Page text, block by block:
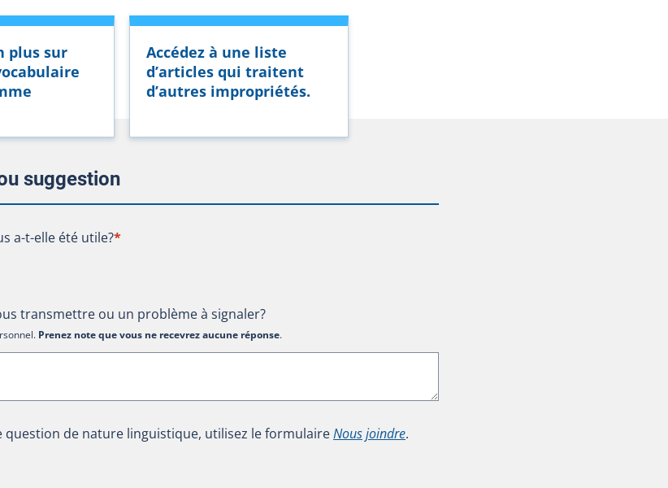
plus sur
Accédez à une liste
d’articles qui traitent
d’autres impropriétés.
suggestion
a-t-elle été utile?
a-t-elle été utile?*
transmettre ou un problème à signaler?
Prenez note que vous ne recevrez aucune réponse.
de nature linguistique, utilisez le formulaireNous joindre.